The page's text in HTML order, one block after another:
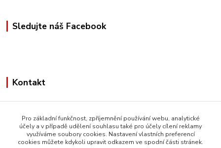
Sledujte náš Facebook
Kontakt
+420775973462
nakupznemecka@email.cz
Pro základní funkčnost, zpříjemnění používání webu, analytické
účely a v případě udělení souhlasu také pro účely cílení reklamy
využíváme soubory cookies. Nastavení vlastních preferencí
cookies můžete kdykoli upravit odkazem ve spodní části stránek.